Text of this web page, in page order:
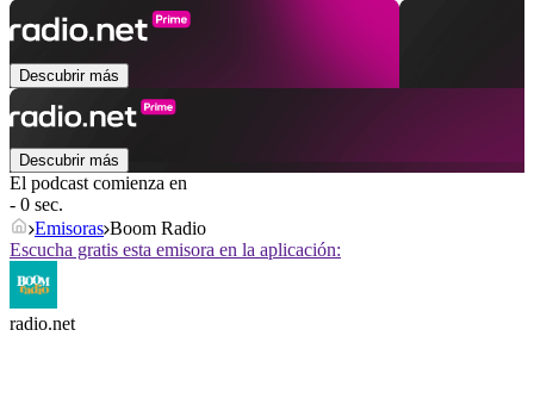
Descubrir más
Descubrir más
El podcast comienza en
- 0 sec.
Emisoras Boom Radio
Escucha gratis esta emisora en la aplicación:
radio.net